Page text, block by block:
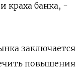
краха банка, -
заключается
повышения